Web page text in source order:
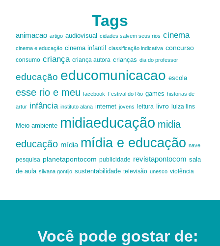
Tags
animacao artigo audiovisual cidades salvem seus rios cinema
cinema e educação cinema infantil classificação indicativa concurso
consumo criança criança autora crianças dia do professor
educação educomunicacao escola
esse rio e meu facebook Festival do Rio games historias de
artur infância instituto alana internet jovens leitura livro luiza lins
Meio ambiente midiaeducação midia
educação mídia mídia e educação nave
pesquisa planetapontocom publicidade revistapontocom sala
de aula silvana gontijo sustentabilidade televisão unesco violência
Você pode gostar de: